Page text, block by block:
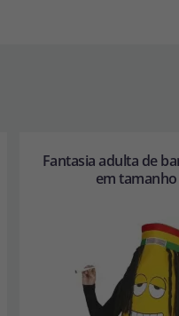
Fantasia adulta de
em